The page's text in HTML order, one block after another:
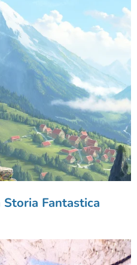
Fantastica